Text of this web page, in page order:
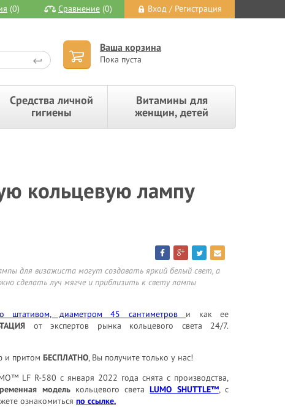
(0) Сравнение (0) Вход / Регистрация
Ваша корзина
Пока пуста
Средства личной
гигиены
Витамины для
женщин, детей
кольцевую лампу
для визажиста могут создавать яркий белый свет, а
сделать луч мягче и приблизить к свету лампы
штативом, диаметром 45 сантиметров и как ее
от экспертов рынка кольцевого света 24/7.
и притом БЕСПЛАТНО, Вы получите только у нас!
LF R-580 с января 2022 года снята с производства,
моделькольцевого светаLUMO SHUTTLE™, с
ознакомиться по ссылке.